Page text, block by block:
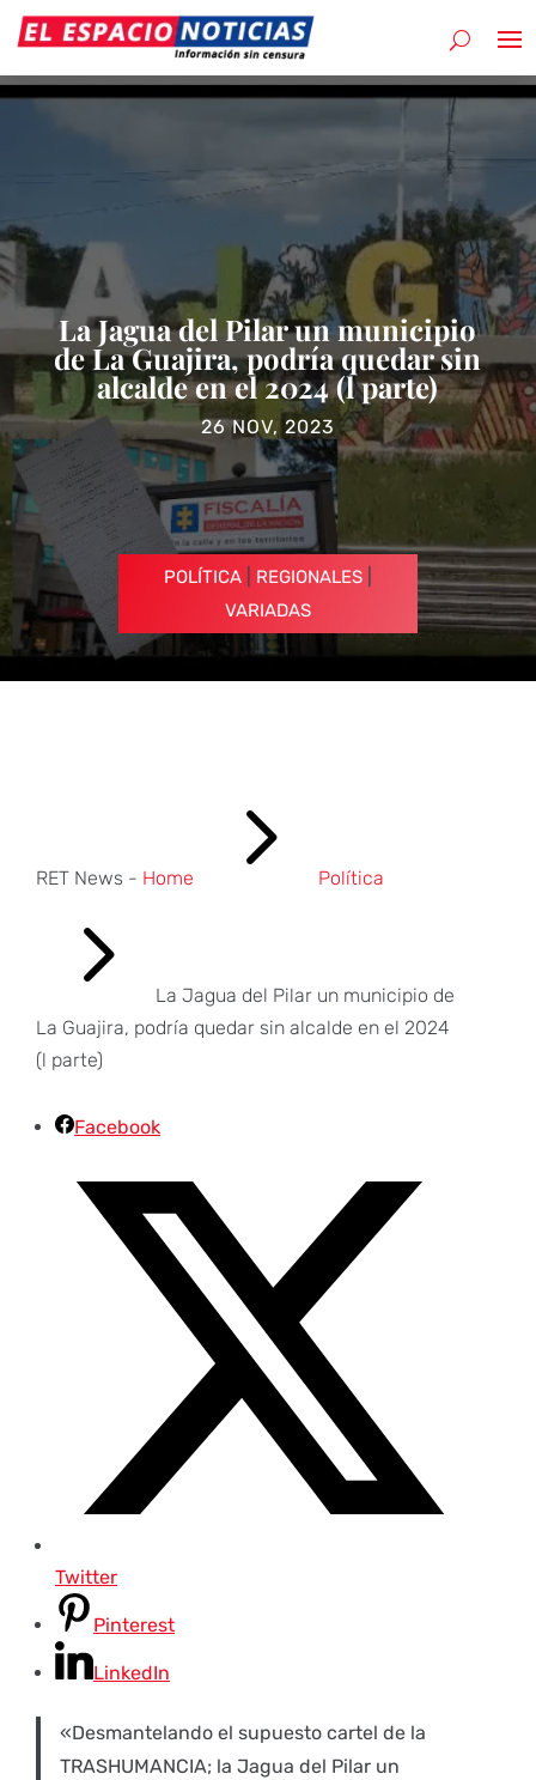
La Jagua del Pilar un municipio
de La Guajira, podría quedar sin
alcalde en el 2024 (l parte)
26 NOV, 2023
RET News - Home 5 Política
5
La Jagua del Pilar un municipio de
La Guajira, podría quedar sin alcalde en el 2024
(l parte)
Facebook
Twitter
Pinterest
LinkedIn
«Desmantelando el supuesto cartel de la
TRASHUMANCIA; la Jagua del Pilar un
POLÍTICA| REGIONALES|
VARIADAS